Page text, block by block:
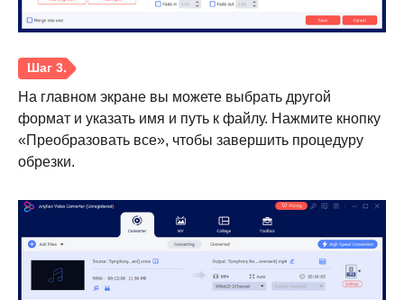
Шаг 1.
На главном экране вы можете выбрать другой
формат и указать имя и путь к файлу. Нажмите кнопку
«Преобразовать все», чтобы завершить процедуру
обрезки.